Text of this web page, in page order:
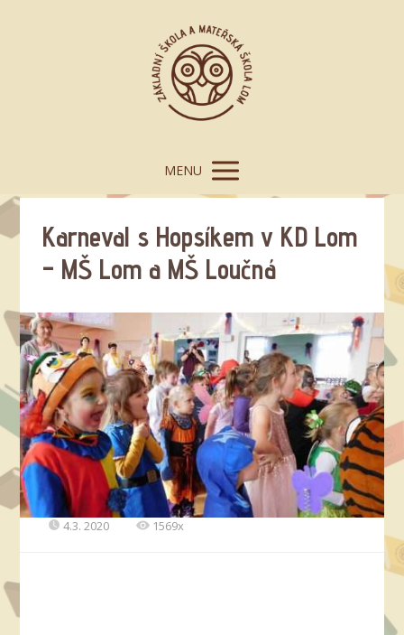
MENU
Karneval s Hopsíkem v KD Lom
– MŠ Lom a MŠ Loučná
4.3. 2020 1569x